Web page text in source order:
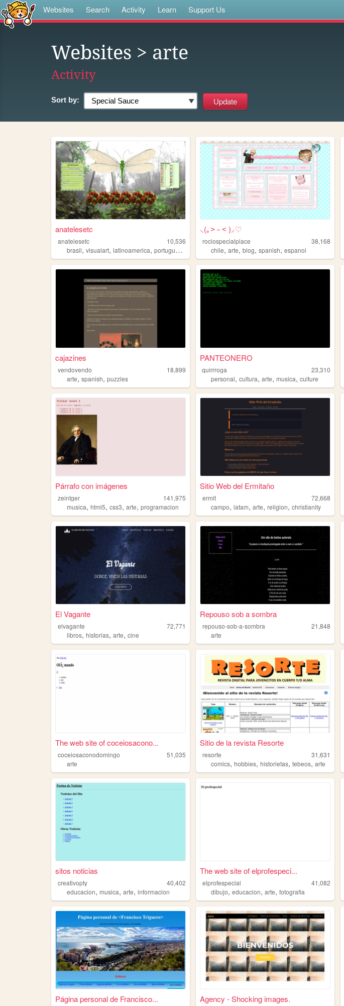
Websites Search Activity Learn Support Us
Websites > arte
Activity
Sort by:
anatelesetc
anatelesetc
10,536
brasil, visualart, latinoamerica, portugues ,
⸜(｡˃ ᵕ ˂ )⸝♡
rociospecialplace
38,168
chile,arte,blog,spanish,espanol
cajazines
vendovendo
18,899
arte, spanish, puzzles
PANTEONERO
quirrroga
23,310
personal,cultura,arte,musica,culture
Párrafo con imágenes
zeintger
141,975
musica, html5, css3, arte, programacion
Sitio Web del Ermitaño
ermit
72,668
campo,latam,arte,religion,christianity
El Vagante
elvagante
72,771
libros, historias, arte, cine
Repouso sob a sombra
repouso-sob-a-sombra
21,848
arte
The web site of coceiosacono...
coceiosaconodomingo
51,035
arte
Sitio de la revista Resorte
resorte
31,631
comics,hobbies,historietas,tebeos,arte
sitos noticias
creativopty
40,402
educacion, musica, arte, informacion
The web site of elprofespeci...
elprofespecial
41,082
dibujo,educacion,arte,fotografia
Página personal de Francisco... Agency - Shocking images.